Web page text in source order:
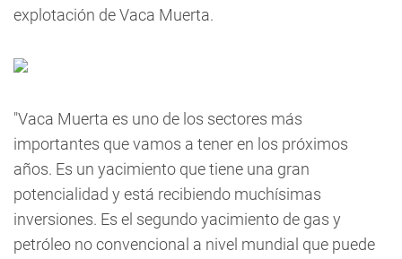
explotación de Vaca Muerta.
"Vaca Muerta es uno de los sectores más
importantes que vamos a tener en los próximos
años. Es un yacimiento que tiene una gran
potencialidad y está recibiendo muchísimas
inversiones. Es el segundo yacimiento de gas y
petróleo no convencional a nivel mundial que puede